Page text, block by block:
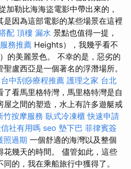
加勒比海海盜電影中帶出來的，
是因為這部電影的某些場景在這裡
配 頂樓 漏水 景點也值得一提，
務推薦 Heights），我幾乎看不
的美麗景色。 不幸的是，惡劣的
盧西亞是一個著名的浮潛場所。
台中刮痧療程推薦 護理之家 台北
看馬里格特灣，馬里格特灣是自
屋之間的塑造，水上有許多遊艇戒
竹按摩服務 臥式冷凍櫃 快速申請
社有用嗎 seo 墊下巴 菲律賓簽
照過期 一個舒適的海灣以及整個
花幾天的時間。 儘管如此，這些
的，我在乘船旅行中獲得了。